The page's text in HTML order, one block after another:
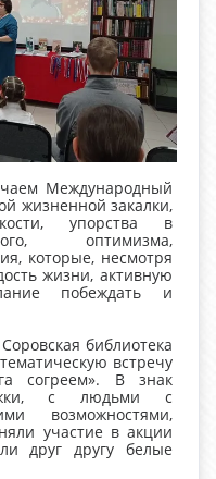
Международный
жизненной закалки,
упорства в
оптимизма,
которые, несмотря
жизни, активную
побеждать и
библиотека
встречу
согреем». В знак
с людьми с
возможностями,
участие в акции
друг другу белые